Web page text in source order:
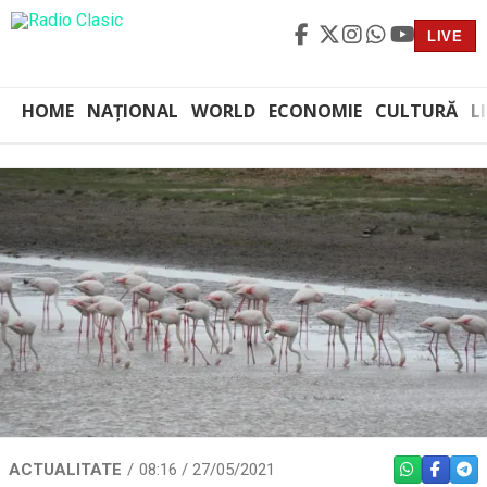
LIVE
HOME NAȚIONAL WORLD ECONOMIE CULTURĂ
ACTUALITATE 08:16 / 27/05/2021 WHATSAPP